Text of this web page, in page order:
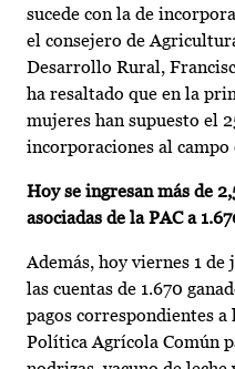
sucede con la de
el consejero de
Desarrollo Rural,
ha resaltado que en la
mujeres han supuesto el
incorporaciones al campo
Hoy se ingresan más de
asociadas de la PAC a
Además, hoy viernes 1
las cuentas de 1.670
pagos correspondientes a
Política Agrícola Común